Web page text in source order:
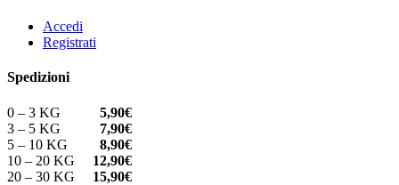
Accedi
Registrati
Spedizioni
0 – 3 KG 5,90€
3 – 5 KG 7,90€
5 – 10 KG 8,90€
10 – 20 KG 12,90€
20 – 30 KG 15,90€